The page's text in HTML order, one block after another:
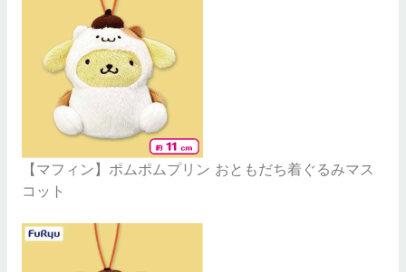
【マフィン】ポムポムプリン おともだち着ぐるみマス
コット